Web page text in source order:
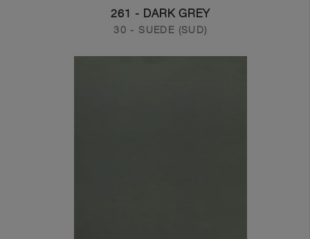
261 - DARK GREY
30 - SUEDE (SUD)